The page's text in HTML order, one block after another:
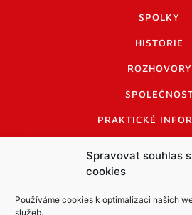
Spravovat souhlas s
cookies
Používáme cookies k optimalizaci našich
služeb.
SPOLKY
HISTORIE
ROZHOVORY
PRAKTICKÉ
INFORMACE A KODEX
LOGO A LOGO